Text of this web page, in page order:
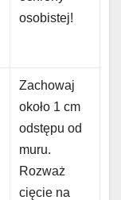
osobistej!
Zachowaj
około 1 cm
odstępu od
muru.
Rozważ
cięcie na